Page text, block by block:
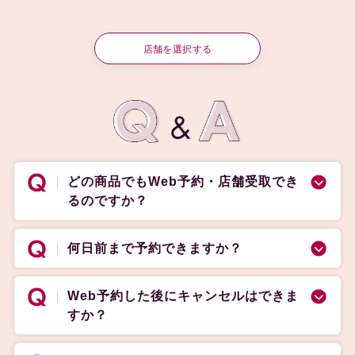
店舗を選択する
どの商品でもWeb予約・店舗受取でき
るのですか？
何日前まで予約できますか？
Web予約した後にキャンセルはできま
すか？